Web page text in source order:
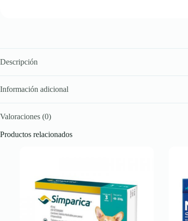
Descripción
Información adicional
Valoraciones (0)
Productos relacionados